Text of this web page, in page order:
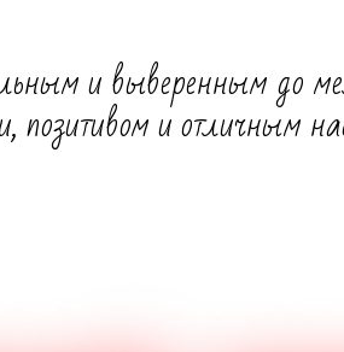
и выверенным до
позитивом и отличным